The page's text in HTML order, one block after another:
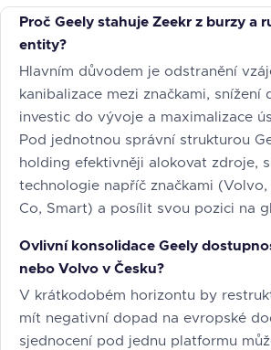
Proč Geely stahuje Zeekr z burzy a
entity?
Hlavním důvodem je odstranění
kanibalizace mezi značkami, snížení
investic do vývoje a maximalizace
Pod jednotnou správní strukturou
holding efektivněji alokovat zdroje,
technologie napříč značkami (Volvo,
Co, Smart) a posílit svou pozici na
Ovlivní konsolidace Geely
nebo Volvo v Česku?
V krátkodobém horizontu by
mít negativní dopad na evropské
sjednocení pod jednu platformu